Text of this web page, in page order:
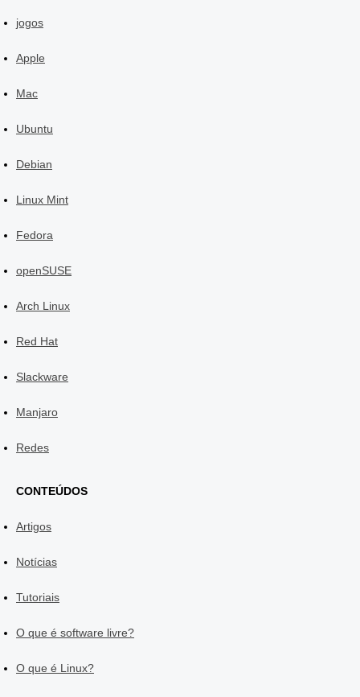
jogos
Apple
Mac
Ubuntu
Debian
Linux Mint
Fedora
openSUSE
Arch Linux
Red Hat
Slackware
Manjaro
Redes
CONTEÚDOS
Artigos
Notícias
Tutoriais
O que é software livre?
O que é Linux?